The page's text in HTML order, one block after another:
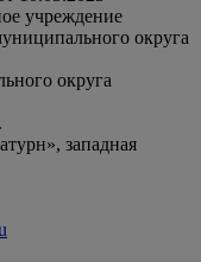
учреждение
округа
округа
западная